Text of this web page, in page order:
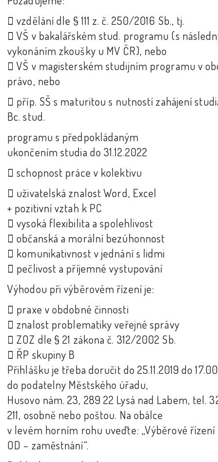
 vzdělání dle § 111 z. č. 250/2016 Sb., tj.
 VŠ v bakalářském stud. programu (s
vykonáním zkoušky u MV ČR), nebo
 VŠ v magisterském studijním programu v
právo, nebo
 příp. SŠ s maturitou s nutností zahájení
Bc. stud.
programu s předpokládaným
ukončením studia do 31.12.2022
 schopnost práce v kolektivu
 uživatelská znalost Word, Excel
+ pozitivní vztah k PC
 vysoká flexibilita a spolehlivost
 občanská a morální bezúhonnost
 komunikativnost v jednání s lidmi
 pečlivost a příjemné vystupování
Výhodou při výběrovém řízení je:
 praxe v obdobné činnosti
 znalost problematiky veřejné správy
 ZOZ dle § 21 zákona č. 312/2002 Sb.
 ŘP skupiny B
Přihlášku je třeba doručit do 25.11.2019 do
do podatelny Městského úřadu,
Husovo nám. 23, 289 22 Lysá nad Labem, tel.
211, osobně nebo poštou. Na obálce
v levém horním rohu uveďte: „Výběrové
OD – zaměstnání“.